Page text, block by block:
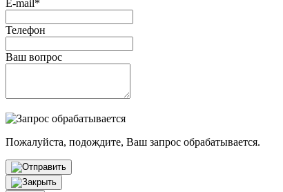
E-mail*
Телефон
Ваш вопрос
Пожалуйста, подождите, Ваш запрос обрабатывается.